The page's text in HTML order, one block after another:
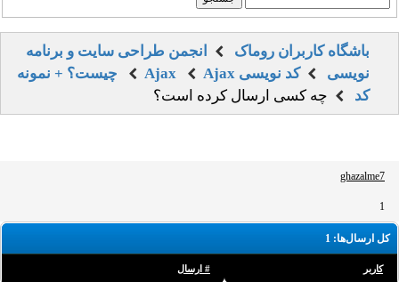
باشگاه کاربران روماک
انجمن طراحی سایت و برنامه
نویسی
کد نویسی Ajax
Ajax چیست؟ + نمونه
کد
چه کسی ارسال کرده است؟
ghazalme7
1
کل ارسال‌ها: 1
کاربر # ارسال